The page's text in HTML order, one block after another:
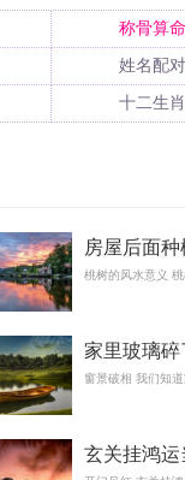
称骨算命
姓名配对
十二生肖
房屋后面
桃树的风水意义
家里玻璃
平安福
窗景破相 我们知
玄关挂鸿